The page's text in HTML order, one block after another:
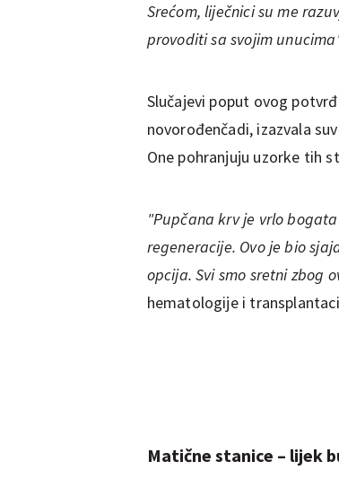
Srećom, liječnici su me
provoditi sa svojim
Slučajevi poput ovog
novorođenčadi, izazvala
One pohranjuju uzorke tih
"Pupčana krv je vrlo
regeneracije. Ovo je bio
opcija. Svi smo sretni zbog
hematologije i
Matične stanice – lijek